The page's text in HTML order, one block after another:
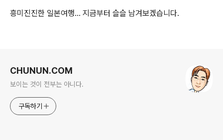
흥미진진한 일본여행… 지금부터 슬슬 남겨보겠습니다.
CHUNUN.COM
보이는 것이 전부는 아니다.
구독하기